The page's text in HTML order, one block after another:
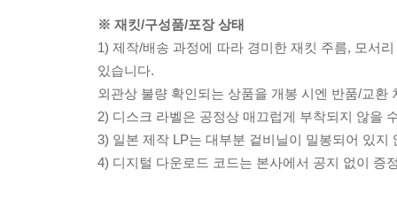
※ 재킷/구성품/포장 상태
1) 제작/배송 과정에 따라 경미한 재킷 주름, 모서
있습니다.
외관상 불량 확인되는 상품을 개봉 시엔 반품/교환
2) 디스크 라벨은 공정상 매끄럽게 부착되지 않을
3) 일본 제작 LP는 대부분 겉비닐이 밀봉되어 있지
4) 디지털 다운로드 코드는 본사에서 공지 없이 증